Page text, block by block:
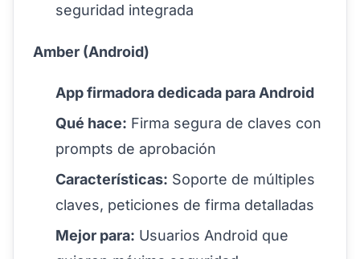
seguridad integrada
Amber (Android)
App firmadora dedicada para Android
Qué hace: Firma segura de claves con
prompts de aprobación
Características: Soporte de múltiples
claves, peticiones de firma detalladas
Mejor para: Usuarios Android que